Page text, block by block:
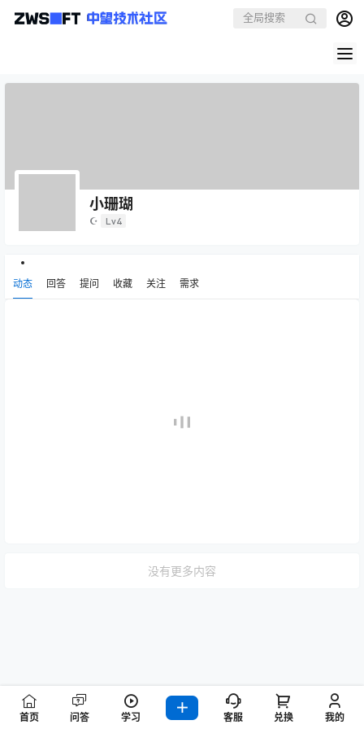
小珊瑚
☪ Lv4
动态 回答 提问 收藏 关注 需求
没有更多内容
首页 问答 学习 客服 兑换 我的